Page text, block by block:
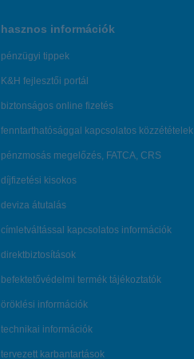
hasznos információk
pénzügyi tippek
K&H fejlesztői portál
biztonságos online fizetés
fenntarthatósággal kapcsolatos közzétételek
pénzmosás megelőzés, FATCA, CRS
díjfizetési kisokos
deviza átutalás
címletváltással kapcsolatos információk
direktbiztosítások
befektetővédelmi termék tájékoztatók
öröklési információk
technikai információk
tervezett karbantartások